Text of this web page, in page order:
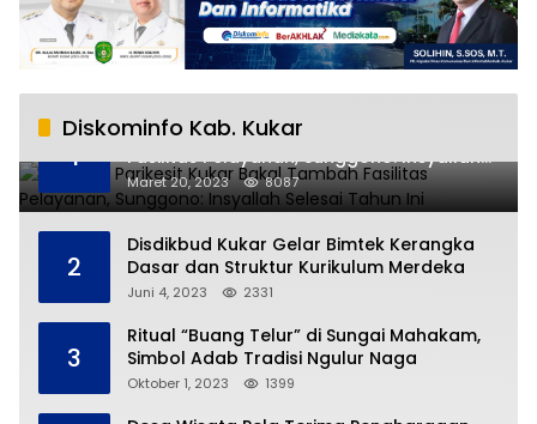
Diskominfo Kab. Kukar
1
RSUD AM Parikesit Kukar Bakal Tambah
Fasilitas Pelayanan, Sunggono: Insyallah
Selesai Tahun Ini
Maret 20, 2023 8087
2
Disdikbud Kukar Gelar Bimtek Kerangka
Dasar dan Struktur Kurikulum Merdeka
Juni 4, 2023 2331
3
Ritual “Buang Telur” di Sungai Mahakam,
Simbol Adab Tradisi Ngulur Naga
Oktober 1, 2023 1399